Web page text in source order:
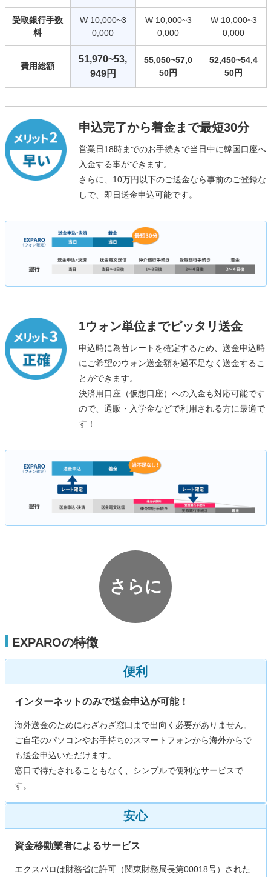
受取銀行手数
料
₩ 10,000~3
0,000
₩ 10,000~3
0,000
₩ 10,000~3
0,000
費用総額
51,970~53,
949円
55,050~57,0
50円
52,450~54,4
50円
申込完了から着金まで最短30分
営業日18時までのお手続きで当日中に韓国口座へ
入金する事ができます。
さらに、10万円以下のご送金なら事前のご登録な
しで、即日送金申込可能です。
1ウォン単位までピッタリ送金
申込時に為替レートを確定するため、送金申込時
にご希望のウォン送金額を過不足なく送金するこ
とができます。
決済用口座（仮想口座）への入金も対応可能です
ので、通販・入学金などで利用される方に最適で
す！
さらに
EXPAROの特徴
便利
インターネットのみで送金申込が可能！
海外送金のためにわざわざ窓口まで出向く必要がありません。
ご自宅のパソコンやお手持ちのスマートフォンから海外からで
も送金申込いただけます。
窓口で待たされることもなく、シンプルで便利なサービスで
す。
安心
資金移動業者によるサービス
エクスパロは財務省に許可（関東財務局長第00018号）された